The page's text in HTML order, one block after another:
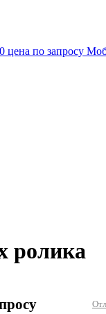
цена по запросу
ролика